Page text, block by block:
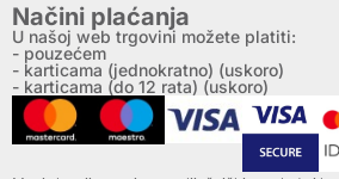
Načini plaćanja
U našoj web trgovini možete platiti:
- pouzećem
- karticama (jednokratno) (uskoro)
- karticama (do 12 rata) (uskoro)